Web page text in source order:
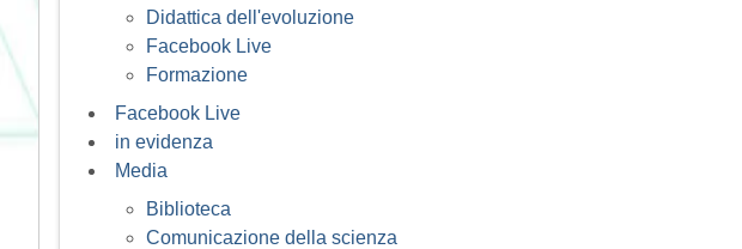
Didattica dell'evoluzione
Facebook Live
Formazione
Facebook Live
in evidenza
Media
Biblioteca
Comunicazione della scienza